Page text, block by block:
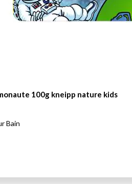
100g kneipp nature kids
Bain